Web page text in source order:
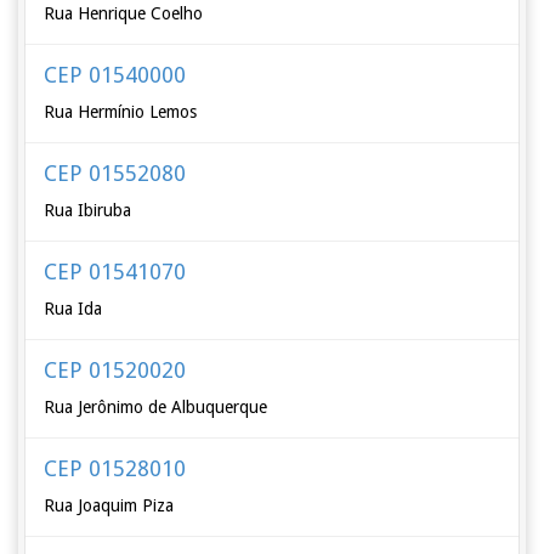
Rua Henrique Coelho
CEP 01540000
Rua Hermínio Lemos
CEP 01552080
Rua Ibiruba
CEP 01541070
Rua Ida
CEP 01520020
Rua Jerônimo de Albuquerque
CEP 01528010
Rua Joaquim Piza